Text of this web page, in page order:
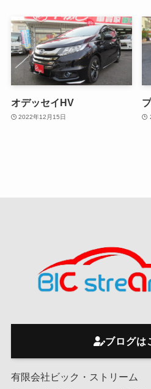
オデッセイHV
2022年12月15日
ブログは
有限会社ビック・ストリーム